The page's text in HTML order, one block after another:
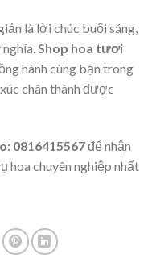
là lời chúc buổi sáng,
Shop hoa tươi
hành cùng bạn trong
chân thành được
0816415567để nhận
hoa chuyên nghiệp nhất